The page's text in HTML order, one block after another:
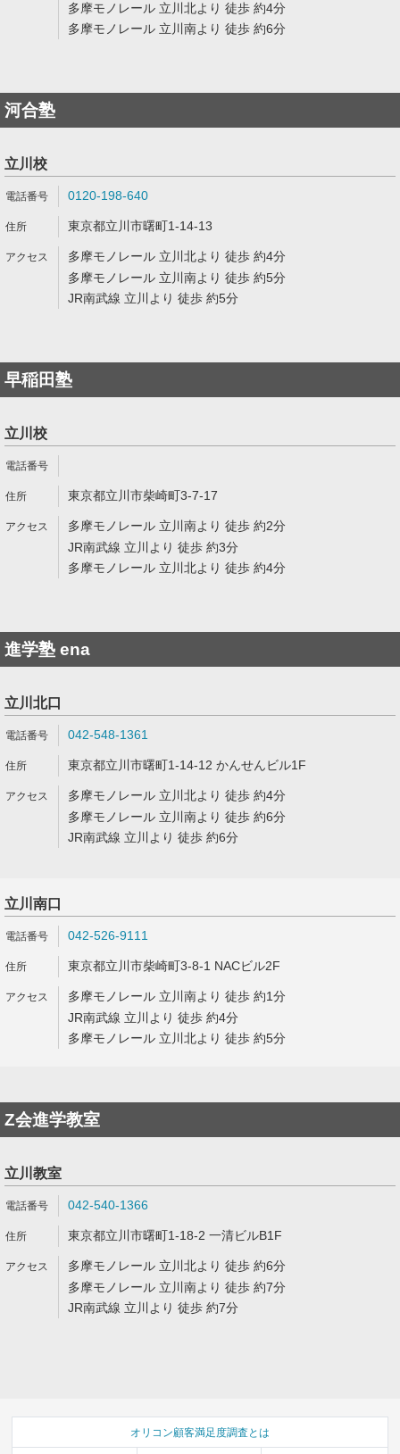
多摩モノレール 立川北より 徒歩 約4分
多摩モノレール 立川南より 徒歩 約6分
河合塾
立川校
0120-198-640
東京都立川市曙町1-14-13
多摩モノレール 立川北より 徒歩 約4分
多摩モノレール 立川南より 徒歩 約5分
JR南武線 立川より 徒歩 約5分
早稲田塾
立川校
東京都立川市柴崎町3-7-17
多摩モノレール 立川南より 徒歩 約2分
JR南武線 立川より 徒歩 約3分
多摩モノレール 立川北より 徒歩 約4分
進学塾 ena
立川北口
042-548-1361
東京都立川市曙町1-14-12 かんせんビル1F
多摩モノレール 立川北より 徒歩 約4分
多摩モノレール 立川南より 徒歩 約6分
JR南武線 立川より 徒歩 約6分
立川南口
042-526-9111
東京都立川市柴崎町3-8-1 NACビル2F
多摩モノレール 立川南より 徒歩 約1分
JR南武線 立川より 徒歩 約4分
多摩モノレール 立川北より 徒歩 約5分
Z会進学教室
立川教室
042-540-1366
東京都立川市曙町1-18-2 一清ビルB1F
多摩モノレール 立川北より 徒歩 約6分
多摩モノレール 立川南より 徒歩 約7分
JR南武線 立川より 徒歩 約7分
オリコン顧客満足度調査とは